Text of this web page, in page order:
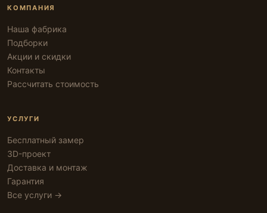
КОМПАНИЯ
Наша фабрика
Подборки
Акции и скидки
Контакты
Рассчитать стоимость
УСЛУГИ
Бесплатный замер
3D-проект
Доставка и монтаж
Гарантия
Все услуги →